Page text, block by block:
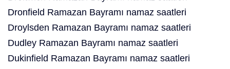
Dronfield Ramazan Bayramı namaz saatleri
Droylsden Ramazan Bayramı namaz saatleri
Dudley Ramazan Bayramı namaz saatleri
Dukinfield Ramazan Bayramı namaz saatleri